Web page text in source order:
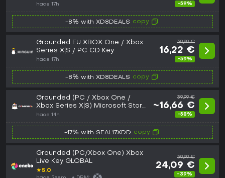
hace 17h -59%
-8% with XD8DEALS copy
Grounded EU XBOX One / Xbox
Series X|S / PC CD Key
hace 17h
39,99 €
16,22 €
-59%
-8% with XD8DEALS copy
Grounded (PC / Xbox One /
Xbox Series X|S) Microsoft Store
Key - EU
hace 14h
39,99 €
~16,66 €
-58%
-17% with SEAL17XDD copy
Grounded (PC/Xbox One) Xbox
Live Key GLOBAL
★5.0
39,99 €
24,09 €
-39%